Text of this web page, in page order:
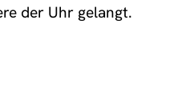
der Uhr gelangt.